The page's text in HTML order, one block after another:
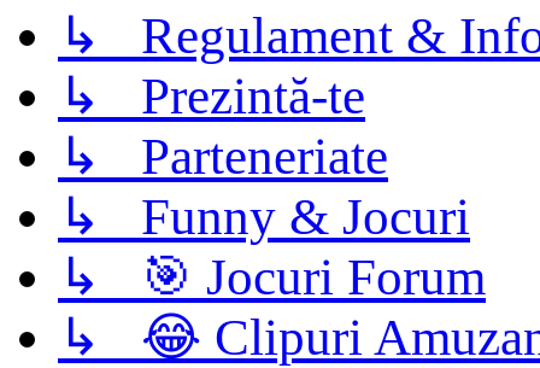
↳ Regulament &
↳ Prezintă-te
↳ Parteneriate
↳ Funny & Jocuri
↳ 🎯 Jocuri Forum
↳ 😂 Clipuri